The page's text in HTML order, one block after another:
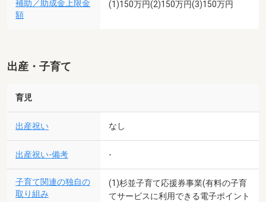
補助／助成金上限金
額
(1)150万円(2)150万円(3)150万円
出産・子育て
育児
出産祝い なし
出産祝い-備考 -
子育て関連の独自の
取り組み
(1)杉並子育て応援券事業(有料の子育
てサービスに利用できる電子ポイント